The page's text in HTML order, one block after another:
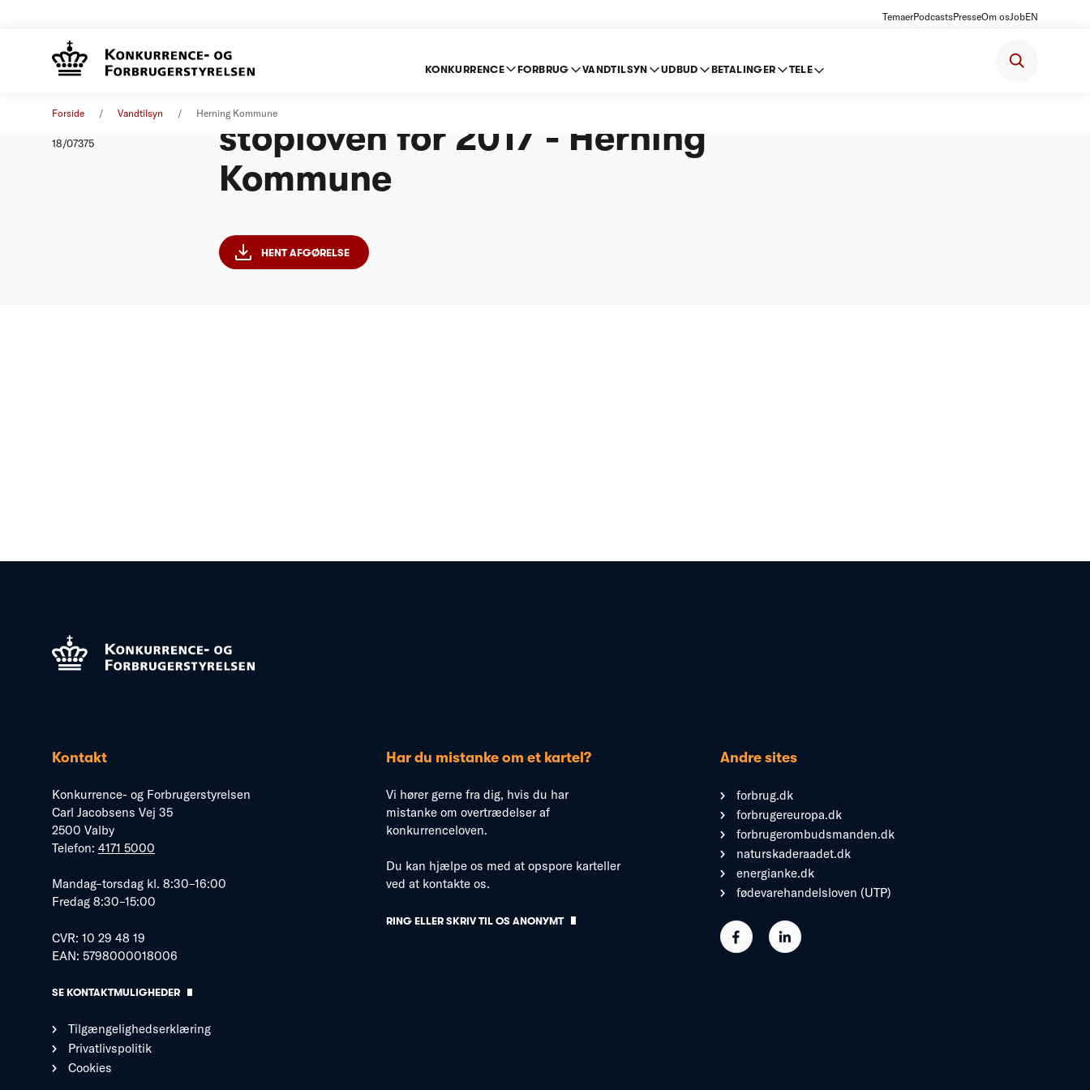
TemaerPodcastsPresseOm osJobEN
KONKURRENCE FORBRUG VANDTILSYN UDBUD BETALINGER TELE
Forside Vandtilsyn Herning Kommune
18/07375
stoploven for 2017 - Herning
Kommune
HENT AFGØRELSE
Kontakt
Konkurrence- og Forbrugerstyrelsen
Carl Jacobsens Vej 35
2500 Valby
Telefon: 4171 5000
Mandag–torsdag kl. 8:30–16:00
Fredag 8:30–15:00
CVR: 10 29 48 19
EAN: 5798000018006
SE KONTAKTMULIGHEDER
Tilgængelighedserklæring
Privatlivspolitik
Cookies
Har du mistanke om et kartel?
Vi hører gerne fra dig, hvis du har
mistanke om overtrædelser af
konkurrenceloven.
Du kan hjælpe os med at opspore karteller
ved at kontakte os.
RING ELLER SKRIV TIL OS ANONYMT
Andre sites
forbrug.dk
forbrugereuropa.dk
forbrugerombudsmanden.dk
naturskaderaadet.dk
energianke.dk
fødevarehandelsloven (UTP)